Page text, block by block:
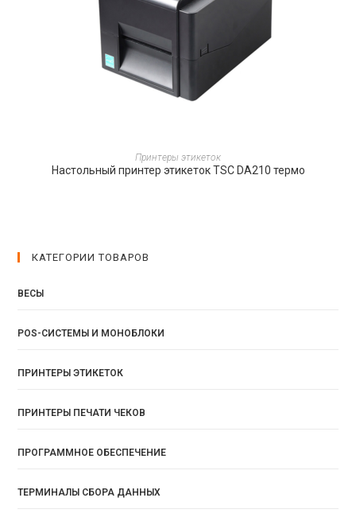
ПОДРОБНЕЕ
Принтеры этикеток
Настольный принтер этикеток TSC DA210 термо
КАТЕГОРИИ ТОВАРОВ
ВЕСЫ
POS-СИСТЕМЫ И МОНОБЛОКИ
ПРИНТЕРЫ ЭТИКЕТОК
ПРИНТЕРЫ ПЕЧАТИ ЧЕКОВ
ПРОГРАММНОЕ ОБЕСПЕЧЕНИЕ
ТЕРМИНАЛЫ СБОРА ДАННЫХ